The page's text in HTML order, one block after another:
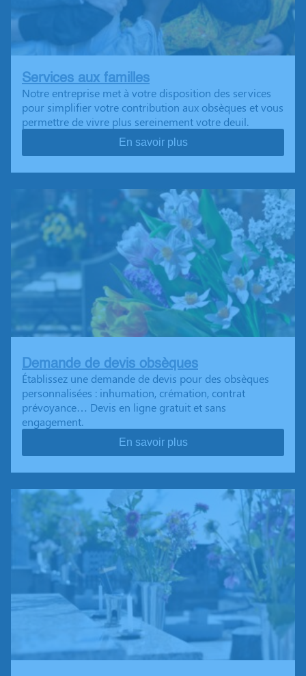
Services aux familles
Notre entreprise met à votre disposition des services
pour simplifier votre contribution aux obsèques et vous
permettre de vivre plus sereinement votre deuil.
En savoir plus
Demande de devis obsèques
Établissez une demande de devis pour des obsèques
personnalisées : inhumation, crémation, contrat
prévoyance… Devis en ligne gratuit et sans
engagement.
En savoir plus